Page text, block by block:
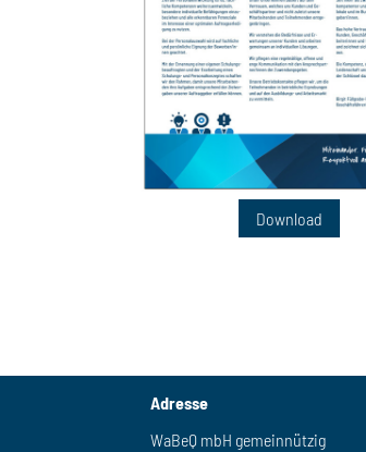
Download
Adresse
WaBeQ mbH gemeinnützig